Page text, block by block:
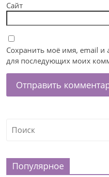
Сайт
Сохранить моё имя, email и
для последующих моих
Популярное